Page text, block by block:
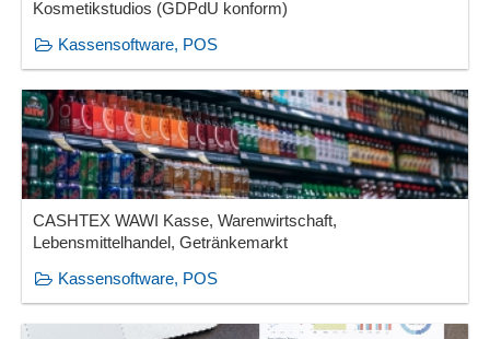
Kosmetikstudios (GDPdU konform)
Kassensoftware, POS
CASHTEX WAWI Kasse, Warenwirtschaft,
Lebensmittelhandel, Getränkemarkt
Kassensoftware, POS